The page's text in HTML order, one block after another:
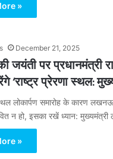
»
December 21, 2025
जयंती पर प्रधानमंत्री
‘राष्ट्र प्रेरणा स्थल:
लोकार्पण समारोह के कारण लखनऊ
न हो, इसका रखें ध्यान:
»